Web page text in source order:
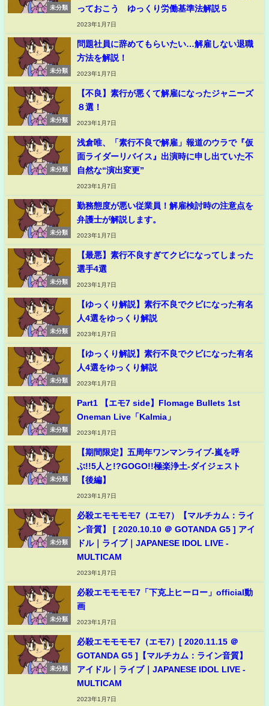
未分類
っておこう ゆっくり労働基準法解説５
2023年1月7日
未分類
問題社員に辞めてもらいたい…解雇しない退職
方法を解説！
2023年1月7日
未分類
【不良】素行が悪くて解雇になったジャニーズ
８選！
2023年1月7日
未分類
浅倉唯、「素行不良で解雇」報道のウラで『仮
面ライダーリバイス』出演時に申し出ていた不
自然な“演出変更”
2023年1月7日
未分類
勤務態度が悪い従業員！解雇検討時の注意点を
弁護士が解説します。
2023年1月7日
未分類
【最悪】素行不良すぎてクビになってしまった
選手4選
2023年1月7日
未分類
【ゆっくり解説】素行不良でクビになった有名
人4選をゆっくり解説
2023年1月7日
未分類
【ゆっくり解説】素行不良でクビになった有名
人4選をゆっくり解説
2023年1月7日
未分類
Part1 【エモ7 side】Flomage Bullets 1st
Oneman Live「Kalmia」
2023年1月7日
未分類
【期間限定】五周年ワンマンライブ-嵐を呼
ぶ!!5人と!?GOGO!!極楽浄土-ダイジェスト
【後編】
2023年1月7日
未分類
必殺エモモモモ7（エモ7）【マルチカム：ライ
ン音質】 [ 2020.10.10 ＠ GOTANDA G5 ] アイ
ドル｜ライブ｜JAPANESE IDOL LIVE -
MULTICAM
2023年1月7日
未分類
必殺エモモモモ7「下克上ヒーロー」official動
画
2023年1月7日
未分類
必殺エモモモモ7（エモ7）[ 2020.11.15 ＠
GOTANDA G5 ]【マルチカム：ライン音質】
アイドル｜ライブ｜JAPANESE IDOL LIVE -
MULTICAM
2023年1月7日